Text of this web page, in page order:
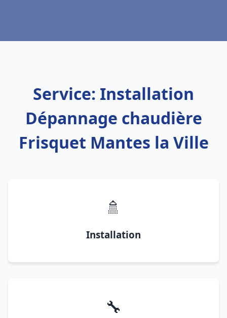
Service: Installation
Dépannage chaudière
Frisquet Mantes la Ville
🚿
Installation
🔧